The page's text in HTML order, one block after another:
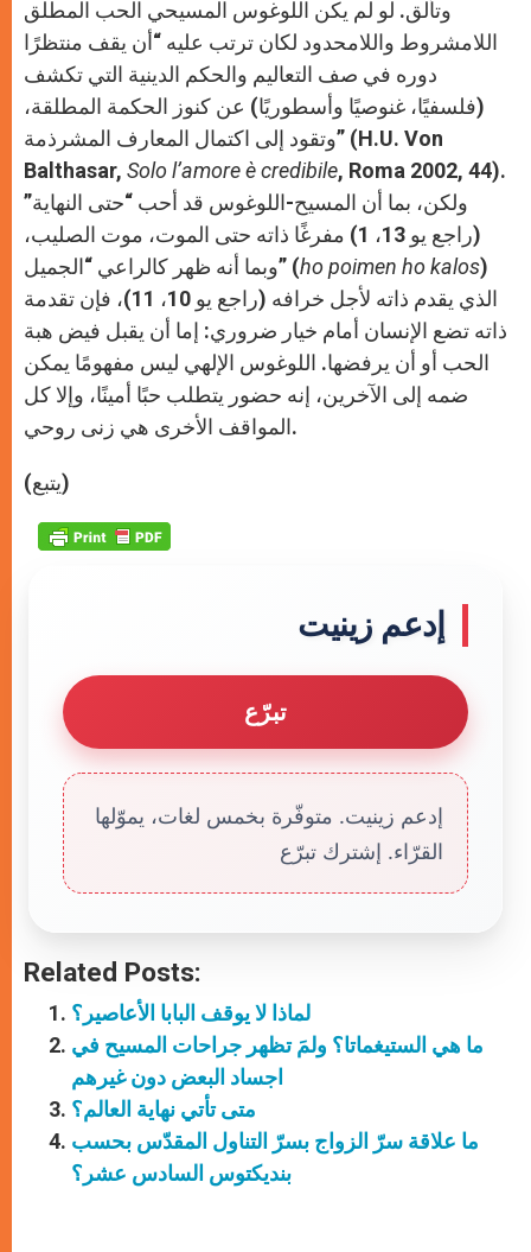
وتألق. لو لم يكن اللوغوس المسيحي الحب المطلق
اللامشروط واللامحدود لكان ترتب عليه “أن يقف منتظرًا
دوره في صف التعاليم والحكم الدينية التي تكشف
(فلسفيًا، غنوصيًا وأسطوريًا) عن كنوز الحكمة المطلقة،
وتقود إلى اكتمال المعارف المشرذمة” (H.U. Von
Balthasar, Solo l’amore è credibile, Roma 2002, 44).
ولكن، بما أن المسيح-اللوغوس قد أحب “حتى النهاية”
(راجع يو 13، 1) مفرغًا ذاته حتى الموت، موت الصليب،
وبما أنه ظهر كالراعي “الجميل” (ho poimen ho kalos)
الذي يقدم ذاته لأجل خرافه (راجع يو 10، 11)، فإن تقدمة
ذاته تضع الإنسان أمام خيار ضروري: إما أن يقبل فيض هبة
الحب أو أن يرفضها. اللوغوس الإلهي ليس مفهومًا يمكن
ضمه إلى الآخرين، إنه حضور يتطلب حبًا أمينًا، وإلا كل
المواقف الأخرى هي زنى روحي.
(يتبع)
إدعم زينيت
تبرّع
إدعم زينيت. متوفّرة بخمس لغات، يموّلها
القرّاء. إشترك تبرّع
Related Posts:
لماذا لا يوقف البابا الأعاصير؟
ما هي الستيغماتا؟ ولمَ تظهر جراحات المسيح في
اجساد البعض دون غيرهم
متى تأتي نهاية العالم؟
ما علاقة سرّ الزواج بسرّ التناول المقدّس بحسب
بنديكتوس السادس عشر؟